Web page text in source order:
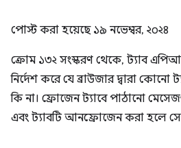
পোস্ট করা হয়েছে১৯ নভেম্বর, ২০২৪
ক্রোম ১৩২ সংস্করণ থেকে, ট্যাব
নির্দেশ করে যে ব্রাউজার দ্বারা কোনো
কি না। ফ্রোজেন ট্যাবে পাঠানো
এবং ট্যাবটি আনফ্রোজেন করা হলে